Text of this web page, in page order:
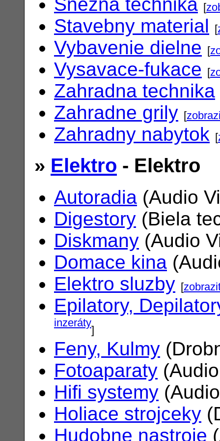
[
Stavebny material [
Vybavenie dielne [
Vysavace-fukace [
Zahradna technika
Zahradne grily [
Zahradny nabytok [
» Elektro - Elektro
Autoradia (Audio
Digestory (Biela
Diskmany (Audio
Domace kina
Elektro sluzby [
Epilatory,
inzeráty]
Feny, Kulmy
Fotoaparaty
Hifi systemy
Holiace strojceky
Hudobne nastroje